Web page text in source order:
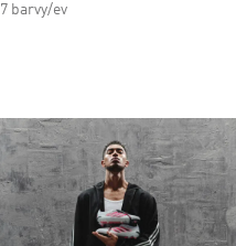
7 barvy/ev